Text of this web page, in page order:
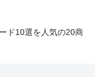
ド10選を人気の20商